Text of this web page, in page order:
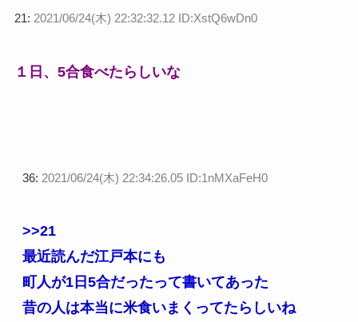
21: 2021/06/24(木) 22:32:32.12 ID:XstQ6wDn0
１日、5合食べたらしいな
36: 2021/06/24(木) 22:34:26.05 ID:1nMXaFeH0
>>21
最近読んだ江戸本にも
町人が1日5合だったって書いてあった
昔の人は本当に米食いまくってたらしいね